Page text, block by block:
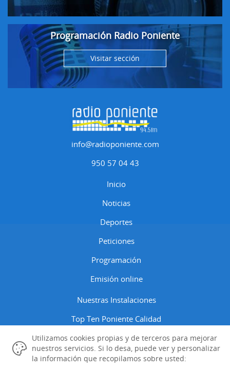
Programación Radio Poniente
Visitar sección
info@radioponiente.com
950 57 04 43
Inicio
Noticias
Deportes
Peticiones
Programación
Emisión online
Nuestras Instalaciones
Top Ten Poniente Calidad
Contactar
Aviso Legal
Utilizamos cookies propias y de terceros para mejorar
nuestros servicios. Si lo desa, puede ver y personalizar
la información que recopilamos sobre usted: